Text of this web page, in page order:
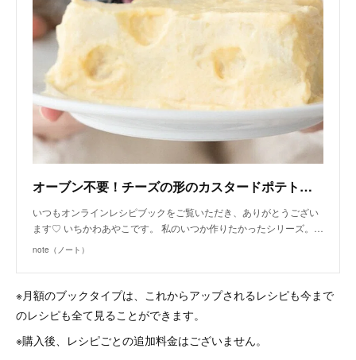
オーブン不要！チーズの形のカスタードポテトケーキ（手作り犬おやつレシピ）｜いちかわあやこ（犬ごはん先生）｜note
いつもオンラインレシピブックをご覧いただき、ありがとうござい
ます♡ いちかわあやこです。 私のいつか作りたかったシリーズ。…
note（ノート）
※月額のブックタイプは、これからアップされるレシピも今まで
のレシピも全て見ることができます。
※購入後、レシピごとの追加料金はございません。